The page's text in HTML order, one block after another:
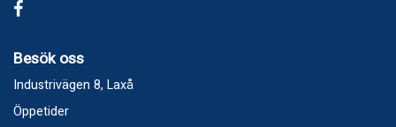
Besök oss
Industrivägen 8, Laxå
Öppetider